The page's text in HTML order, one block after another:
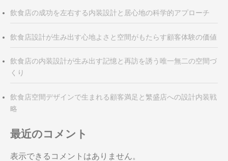
飲食店の成功を左右する内装設計と居心地の科学的アプローチ
飲食店設計が生み出す心地よさと空間がもたらす顧客体験の価値
飲食店の内装設計が生み出す記憶と再訪を誘う唯一無二の空間づ
くり
飲食店空間デザインで生まれる顧客満足と繁盛店への設計内装戦
略
最近のコメント
表示できるコメントはありません。